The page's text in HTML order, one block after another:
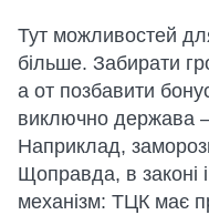
Тут можливостей
більше. Забирати
а от позбавити
виключно держава
Наприклад,
Щоправда, в законі
механізм: ТЦК має